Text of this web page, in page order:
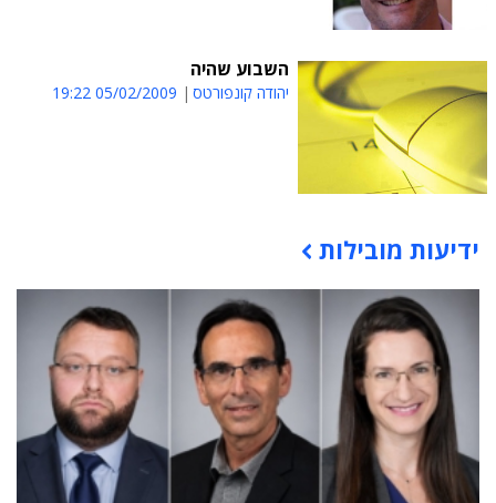
השבוע שהיה
יהודה קונפורטס 05/02/2009 19:22
תוכן פרסומי
ידיעות מובילות